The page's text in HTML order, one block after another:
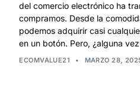
del comercio electrónico ha
compramos. Desde la
podemos adquirir casi
en un botón. Pero, ¿alguna
ECOMVALUE21 • MARZO 28,